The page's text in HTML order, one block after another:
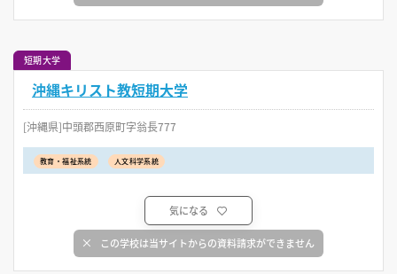
短期大学
沖縄キリスト教短期大学
[沖縄県]中頭郡西原町字翁長777
教育・福祉系統 人文科学系統
気になる
この学校は当サイトからの資料請求ができません